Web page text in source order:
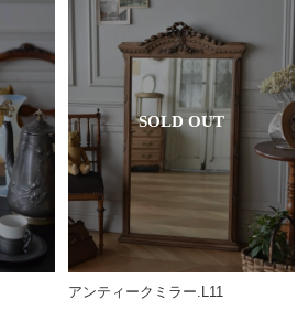
アンティークミラー.L11